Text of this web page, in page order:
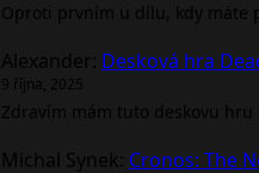
Oproti prvním u dílu, kdy máte
Alexander: Desková hra
9 října, 2025
Zdravím mám tuto deskovu hru
Michal Synek: Cronos: The